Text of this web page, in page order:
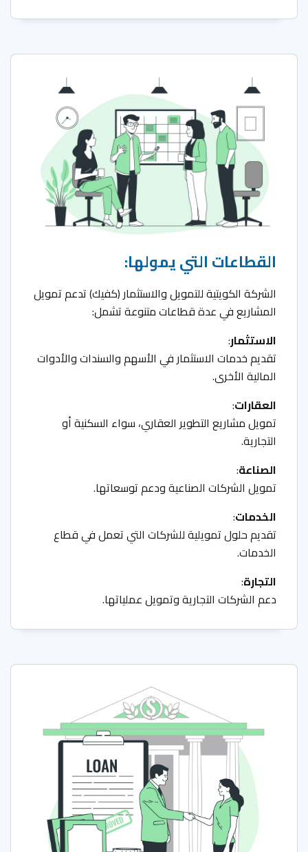
القطاعات التي يمولها:
الشركة الكويتية للتمويل والاستثمار (كفيك) تدعم تمويل
المشاريع في عدة قطاعات متنوعة تشمل:
الاستثمار:
تقديم خدمات الاستثمار في الأسهم والسندات والأدوات
المالية الأخرى.
العقارات:
تمويل مشاريع التطوير العقاري، سواء السكنية أو
التجارية.
الصناعة:
تمويل الشركات الصناعية ودعم توسعاتها.
الخدمات:
تقديم حلول تمويلية للشركات التي تعمل في قطاع
الخدمات.
التجارة:
دعم الشركات التجارية وتمويل عملياتها.